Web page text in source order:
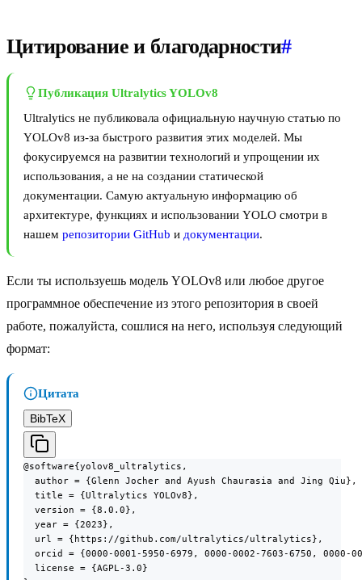
Цитирование и благодарности#
Публикация Ultralytics YOLOv8
Ultralytics не публиковала официальную научную статью по
YOLOv8 из-за быстрого развития этих моделей. Мы
фокусируемся на развитии технологий и упрощении их
использования, а не на создании статической
документации. Самую актуальную информацию об
архитектуре, функциях и использовании YOLO смотри в
нашем репозитории GitHub и документации.
Если ты используешь модель YOLOv8 или любое другое
программное обеспечение из этого репозитория в своей
работе, пожалуйста, сошлися на него, используя следующий
формат:
Цитата
BibTeX
@software{yolov8_ultralytics,
  author = {Glenn Jocher and Ayush Chaurasia and Jing Qiu},
  title = {Ultralytics YOLOv8},
  version = {8.0.0},
  year = {2023},
  url = {https://github.com/ultralytics/ultralytics},
orcid = {0000-0001-5950-6979, 0000-0002-7603-6750, 0000-
  license = {AGPL-3.0}